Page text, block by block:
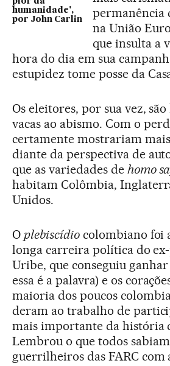
humanidade',
por John Carlin
permanência
na União
que insulta a
hora do dia em sua
estupidez tome posse da
Os eleitores, por sua vez,
vacas ao abismo. Com o
certamente mostrariam
diante da perspectiva de
que as variedades de homo
habitam Colômbia,
Unidos.
O plebiscídiocolombiano foi
longa carreira política do
Uribe, que conseguiu ganhar
essa é a palavra) e os
maioria dos poucos
deram ao trabalho de
mais importante da história
Lembrou o que todos
guerrilheiros das FARC com